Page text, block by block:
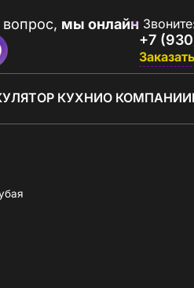
вопрос, мы онлайн
+7
КУХНИО КОМПАНИИ